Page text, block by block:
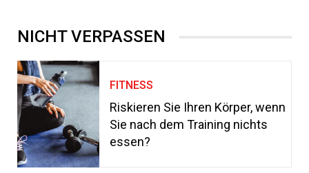
NICHT VERPASSEN
FITNESS
Riskieren Sie Ihren Körper, wenn
Sie nach dem Training nichts
essen?